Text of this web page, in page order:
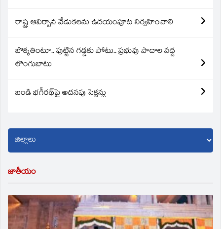
రాష్ట్ర ఆవిర్బావ వేడుకలను ఉదయంపూట నిర్వహించాలి
బొక్కతింటూ.. పుట్టిన గడ్డకు పోటు.. ప్రభువు పాదాల వద్ద
లొంగుబాటు
బండి భగీరథ్‌పై అదనపు సెక్షన్లు
జాతీయం